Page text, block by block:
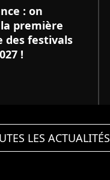
: on
première
des festivals
!
LES ACTUALITÉS